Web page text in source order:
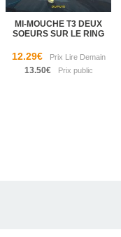
MI-MOUCHE T3 DEUX
SOEURS SUR LE RING
12.29€
13.50€